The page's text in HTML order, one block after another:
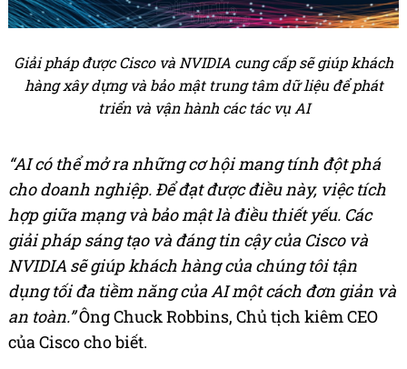
Giải pháp được Cisco và NVIDIA cung cấp sẽ giúp khách
hàng xây dựng và bảo mật trung tâm dữ liệu để phát
triển và vận hành các tác vụ AI
“AI có thể mở ra những cơ hội mang tính đột phá
cho doanh nghiệp. Để đạt được điều này, việc tích
hợp giữa mạng và bảo mật là điều thiết yếu. Các
giải pháp sáng tạo và đáng tin cậy của Cisco và
NVIDIA sẽ giúp khách hàng của chúng tôi tận
dụng tối đa tiềm năng của AI một cách đơn giản và
an toàn.”Ông Chuck Robbins, Chủ tịch kiêm CEO
của Cisco cho biết.